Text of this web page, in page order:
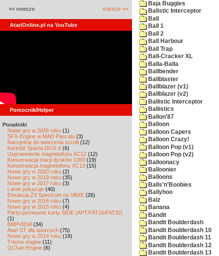
«« nowsze starsze »»
AtariOnline.pl na YouTube
Pomocnik/Helper
Poradniki
Nowe gry w 2026 roku (1)
SFX-Engine w MAD Pascalu (3)
Narzędzie do tworzenia scrolli (12)
Kartridż Sparta DOS X (6)
Usprawnienia magnetofonu XC12 (12)
Konserwacja stacji dysków 1050 (19)
Konserwacja magnetofonu XC12 (15)
Nowe gry w 2020 roku (2)
Nowe gry w 2019 roku (35)
Nowe gry w 2017 roku (3)
Larek pokazuje (40)
Emulacja ZX Spectrum na VBXE (26)
Nowe gry w 2016 roku (7)
Nowe gry w 2015 roku (4)
Partycjonowanie karty SIDE (APT/FAT16/FAT32)
(1)
BMPVIEW(34)
Atari ST dla opornych (75)
Nowe gry w 2014 roku (19)
Tritone engine (11)
QChan Engine (6)
Baja Buggies
Balistic Interceptor
Ball
Ball 1
Ball 2
Ball Harbour
Ball Trap
Ball-Cracker XL
Balla-Balla
Ballbender
Ballblaster
Ballblazer (v1)
Ballblazer (v2)
Ballistic Interceptor
Ballistics
Ballon'87
Balloon
Balloon Capers
Balloon Crazy!
Balloon Pop (v1)
Balloon Pop (v2)
Balloonacy
Balloonier
Balloons
Balls'n'Boobies
Ballyhoo
Balz
Banana
Bandit
Bandit Boulderdash
Bandit Boulderdash 10
Bandit Boulderdash 11
Bandit Boulderdash 12
Bandit Boulderdash 13